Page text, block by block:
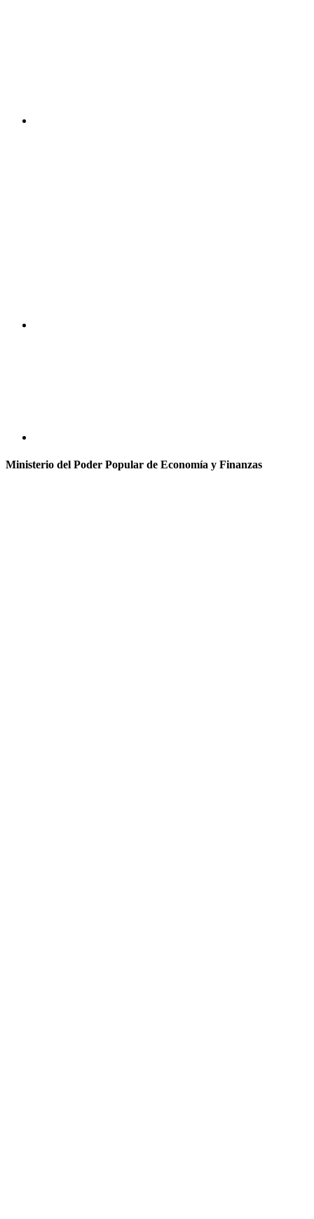
Ministerio del Poder Popular de Economía y Finanzas